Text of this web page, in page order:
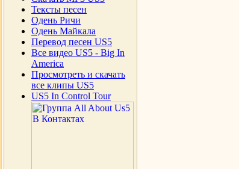
Тексты песен
Одень Ричи
Одень Майкала
Перевод песен US5
Все видео US5 - Big In
America
Просмотреть и скачать
все клипы US5
US5 In Control Tour